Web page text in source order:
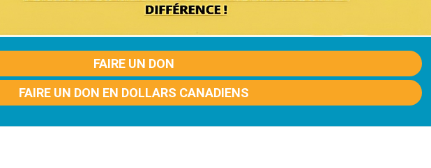
FAIRE UN DON
FAIRE UN DON EN DOLLARS CANADIENS